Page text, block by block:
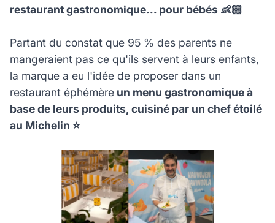
restaurant gastronomique... pour bébés 👶🏻
Partant du constat que 95 % des parents ne
mangeraient pas ce qu'ils servent à leurs enfants,
la marque a eu l'idée de proposer dans un
restaurant éphémèreun menu gastronomique à
base de leurs produits, cuisiné par un chef étoilé
au Michelin ⭐️